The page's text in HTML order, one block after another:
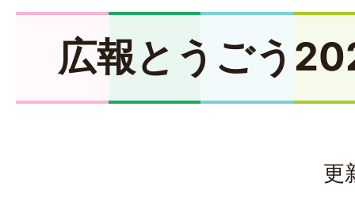
広報とうごう
更